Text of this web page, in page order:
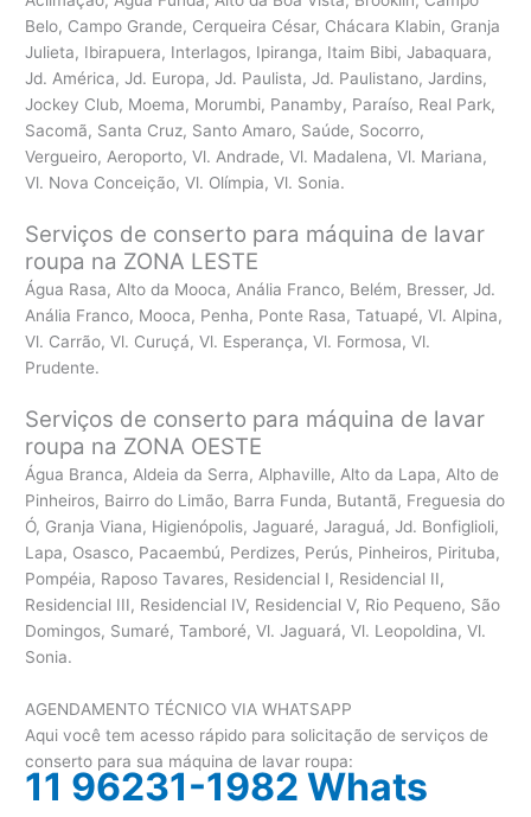
Belo, Campo Grande, Cerqueira César, Chácara Klabin, Granja
Julieta, Ibirapuera, Interlagos, Ipiranga, Itaim Bibi, Jabaquara,
Jd. América, Jd. Europa, Jd. Paulista, Jd. Paulistano, Jardins,
Jockey Club, Moema, Morumbi, Panamby, Paraíso, Real Park,
Sacomã, Santa Cruz, Santo Amaro, Saúde, Socorro,
Vergueiro, Aeroporto, Vl. Andrade, Vl. Madalena, Vl. Mariana,
Vl. Nova Conceição, Vl. Olímpia, Vl. Sonia.
Serviços de conserto para máquina de lavar
roupa na ZONA LESTE
Água Rasa, Alto da Mooca, Anália Franco, Belém, Bresser, Jd.
Anália Franco, Mooca, Penha, Ponte Rasa, Tatuapé, Vl. Alpina,
Vl. Carrão, Vl. Curuçá, Vl. Esperança, Vl. Formosa, Vl.
Prudente.
Serviços de conserto para máquina de lavar
roupa na ZONA OESTE
Água Branca, Aldeia da Serra, Alphaville, Alto da Lapa, Alto de
Pinheiros, Bairro do Limão, Barra Funda, Butantã, Freguesia do
Ó, Granja Viana, Higienópolis, Jaguaré, Jaraguá, Jd. Bonfiglioli,
Lapa, Osasco, Pacaembú, Perdizes, Perús, Pinheiros, Pirituba,
Pompéia, Raposo Tavares, Residencial I, Residencial II,
Residencial III, Residencial IV, Residencial V, Rio Pequeno, São
Domingos, Sumaré, Tamboré, Vl. Jaguará, Vl. Leopoldina, Vl.
Sonia.
AGENDAMENTO TÉCNICO VIA WHATSAPP
Aqui você tem acesso rápido para solicitação de serviços de
conserto para sua máquina de lavar roupa:
11 96231-1982 Whats